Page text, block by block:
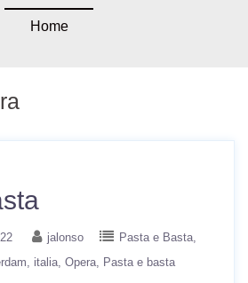
Home
jalonso
Pasta e Basta
italia Opera Pasta e basta